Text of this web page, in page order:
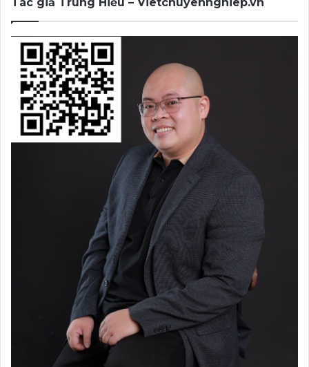
ACADEMY & AGENCY
Bài gốc đã đăng tại đây!
Tác giả Trung Hiếu – Vietchuyennghiep.vn